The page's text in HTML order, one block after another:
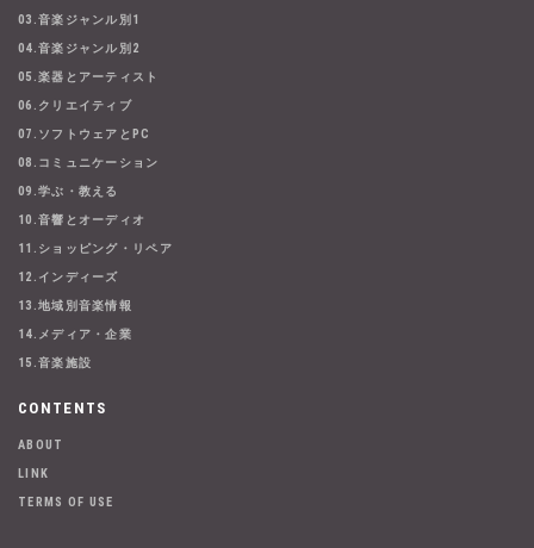
03.音楽ジャンル別1
04.音楽ジャンル別2
05.楽器とアーティスト
06.クリエイティブ
07.ソフトウェアとPC
08.コミュニケーション
09.学ぶ・教える
10.音響とオーディオ
11.ショッピング・リペア
12.インディーズ
13.地域別音楽情報
14.メディア・企業
15.音楽施設
CONTENTS
ABOUT
LINK
TERMS OF USE